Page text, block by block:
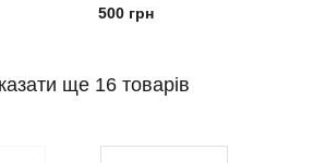
500 грн
ще 16 товарів